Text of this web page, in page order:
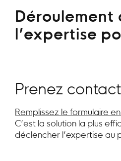
Déroulement
l’expertise
Prenez contact
Remplissez le formulaire
C’est la solution la plus
déclencher l’expertise au